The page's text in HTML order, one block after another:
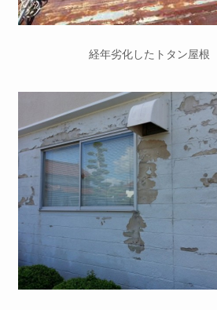
経年劣化したトタン屋根